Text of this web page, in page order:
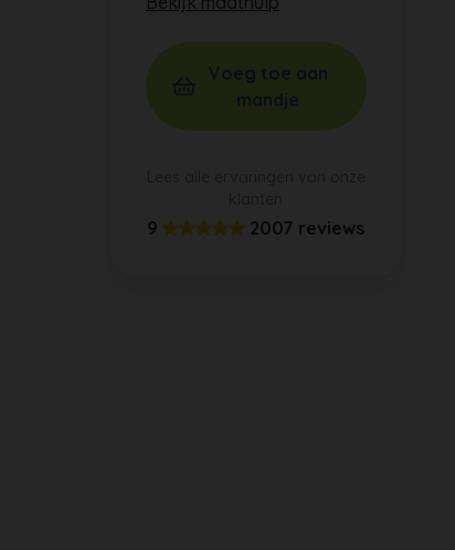
9 2007 reviews